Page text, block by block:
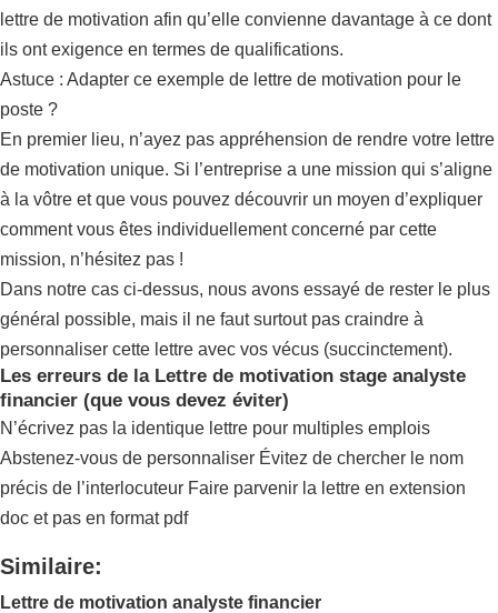
lettre de motivation afin qu’elle convienne davantage à ce dont
ils ont exigence en termes de qualifications.
Astuce : Adapter ce exemple de lettre de motivation pour le
poste ?
En premier lieu, n’ayez pas appréhension de rendre votre lettre
de motivation unique. Si l’entreprise a une mission qui s’aligne
à la vôtre et que vous pouvez découvrir un moyen d’expliquer
comment vous êtes individuellement concerné par cette
mission, n’hésitez pas !
Dans notre cas ci-dessus, nous avons essayé de rester le plus
général possible, mais il ne faut surtout pas craindre à
personnaliser cette lettre avec vos vécus (succinctement).
Les erreurs de la Lettre de motivation stage analyste
financier (que vous devez éviter)
N’écrivez pas la identique lettre pour multiples emplois
Abstenez-vous de personnaliser Évitez de chercher le nom
précis de l’interlocuteur Faire parvenir la lettre en extension
doc et pas en format pdf
Similaire:
Lettre de motivation analyste financier